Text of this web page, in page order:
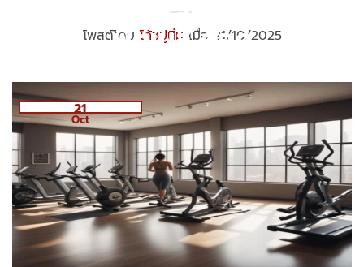
โพสต์โดย โค้ชปูนิ่ม เมื่อ 21/10/2025
21
Oct